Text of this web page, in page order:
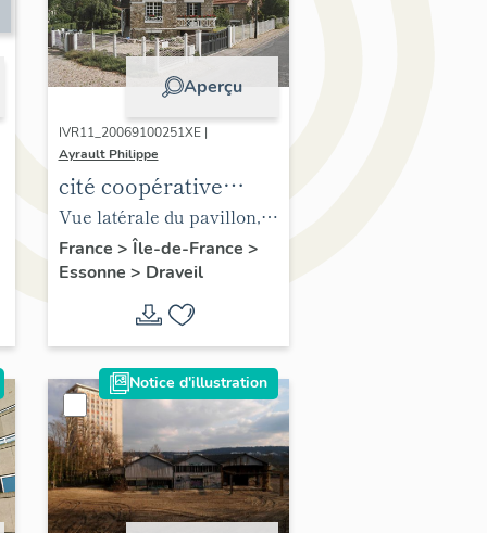
Aperçu
IVR11_20069100251XE |
Ayrault Philippe
cité coopérative
Paris-Jardins
Vue latérale du pavillon, 7
place des Vergers.
Construit en 1923, il a été
agrandi en 1955 (par
bâtiment sur la façade
arrière).
France > Île-de-France >
Essonne > Draveil
Notice d'illustration